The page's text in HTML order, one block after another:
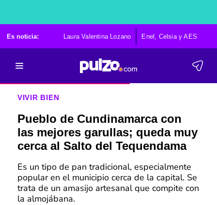
Es noticia: Laura Valentina Lozano Enel, Celsia y AES
VIVIR BIEN
Pueblo de Cundinamarca con
las mejores garullas; queda muy
cerca al Salto del Tequendama
Es un tipo de pan tradicional, especialmente
popular en el municipio cerca de la capital. Se
trata de un amasijo artesanal que compite con
la almojábana.